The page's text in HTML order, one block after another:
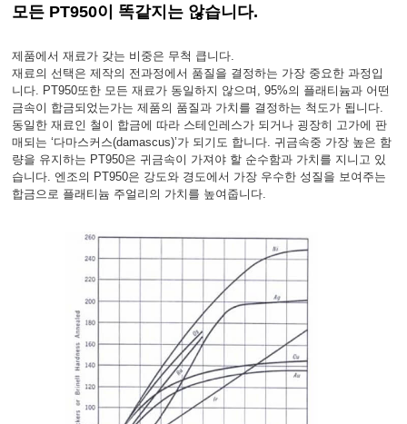
모든 PT950이 똑같지는 않습니다.
제품에서 재료가 갖는 비중은 무척 큽니다.
재료의 선택은 제작의 전과정에서 품질을 결정하는 가장 중요한 과정입
니다. PT950또한 모든 재료가 동일하지 않으며, 95%의 플래티늄과 어떤
금속이 합금되었는가는 제품의 품질과 가치를 결정하는 척도가 됩니다.
동일한 재료인 철이 합금에 따라 스테인레스가 되거나 굉장히 고가에 판
매되는 ‘다마스커스(damascus)’가 되기도 합니다. 귀금속중 가장 높은 함
량을 유지하는 PT950은 귀금속이 가져야 할 순수함과 가치를 지니고 있
습니다. 엔조의 PT950은 강도와 경도에서 가장 우수한 성질을 보여주는
합금으로 플래티늄 주얼리의 가치를 높여줍니다.